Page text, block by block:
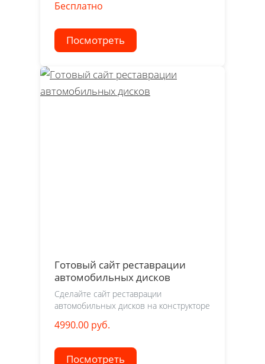
Бесплатно
Посмотреть
Готовый сайт реставрации
автомобильных дисков
Сделайте сайт реставрации
автомобильных дисков на конструкторе
4990.00 руб.
Посмотреть